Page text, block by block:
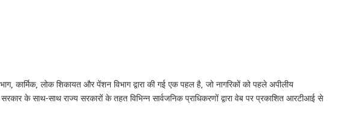
कार्मिक, लोक शिकायत और पेंशन विभाग द्वारा की गई एक पहल है, जो नागरिकों को पहले अपीलीय
के साथ-साथ राज्य सरकारों के तहत विभिन्न सार्वजनिक प्राधिकरणों द्वारा वेब पर प्रकाशित आरटीआई से